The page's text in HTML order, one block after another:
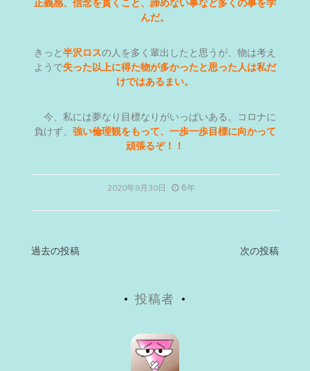
正義感、信念を貫くこと、諦めない事など多くの事を学
んだ。
きっと半沢ロスの人を多く輩出したと思うが、物は考え
ようで失った以上に得た物が多かったと思った人は私だ
けではあるまい。
今、私には夢なり目標なりがいっぱいある。コロナに
負けず、 強い倫理観をもって、一歩一歩目標に向かって
頑張るぞ！！
2020年9月30日 6年
投
過去の投稿 次の投稿
投稿者